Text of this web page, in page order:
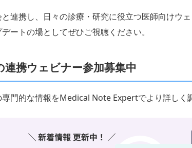
連携し、日々の診療・研究に役立つ医師向けウェ
ートの場としてぜひご視聴ください。
連携ウェビナー参加募集中
門的な情報をMedical Note Expertでより詳しく